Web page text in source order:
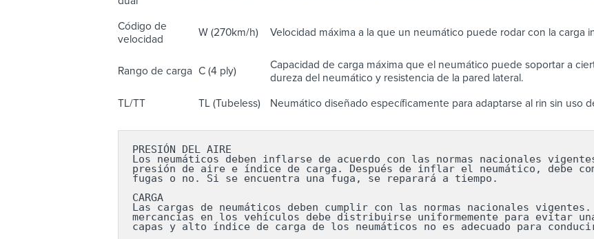
Código de
velocidad
W (270km/h) Velocidad máxima a la que un neumático puede rodar con la carga
Rango de carga C (4 ply)
Capacidad de carga máxima que el neumático puede soportar a
dureza del neumático y resistencia de la pared lateral.
TL/TT TL (Tubeless) Neumático diseñado específicamente para adaptarse al rin sin uso
PRESIÓN DEL AIRE
Los neumáticos deben inflarse de acuerdo con las normas nacionales
presión de aire e índice de carga. Después de inflar el neumático, debe
fugas o no. Si se encuentra una fuga, se reparará a tiempo.
CARGA
Las cargas de neumáticos deben cumplir con las normas nacionales
mercancías en los vehículos debe distribuirse uniformemente para evitar
capas y alto índice de carga de los neumáticos no es adecuado para